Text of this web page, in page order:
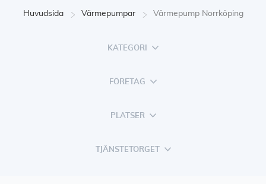
Huvudsida Värmepumpar Värmepump Norrköping
KATEGORI
FÖRETAG
PLATSER
TJÄNSTETORGET